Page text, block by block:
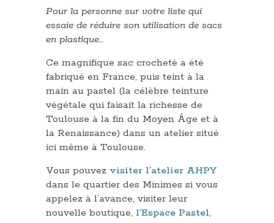
Pour la personne sur votre liste qui
essaie de réduire son utilisation de sacs
en plastique…
Ce magnifique sac crocheté a été
fabriqué en France, puis teint à la
main au pastel (la célèbre teinture
végétale qui faisait la richesse de
Toulouse à la fin du Moyen Âge et à
la Renaissance) dans un atelier situé
ici même à Toulouse.
Vous pouvez visiter l’atelier AHPY
dans le quartier des Minimes si vous
appelez à l’avance, visiter leur
nouvelle boutique, l’Espace Pastel,